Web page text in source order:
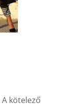
A kötelező